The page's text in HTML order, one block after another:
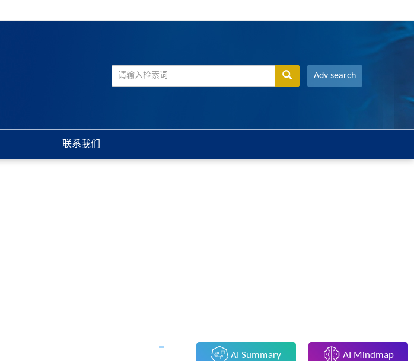
Adv search
联系我们
AI Summary AI Mindmap